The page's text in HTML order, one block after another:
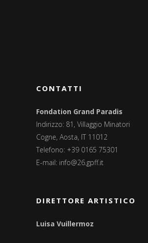
CONTATTI
Fondation Grand Paradis
Indirizzo: 81, Villaggio Minatori
Cogne, Aosta, IT 11012
Telefono: +39 0165 75301
E-mail: info@26.gpff.it
DIRETTORE ARTISTICO
Luisa Vuillermoz